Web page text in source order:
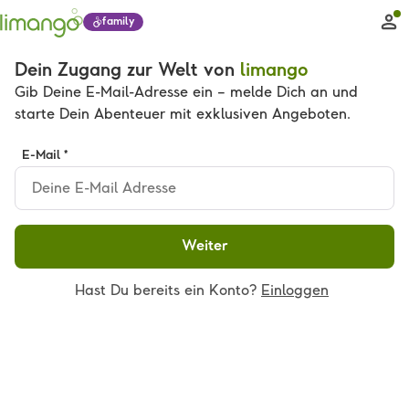
family
Dein Zugang zur Welt von limango
Gib Deine E-Mail-Adresse ein – melde Dich an und
starte Dein Abenteuer mit exklusiven Angeboten.
E-Mail *
Weiter
Hast Du bereits ein Konto? Einloggen